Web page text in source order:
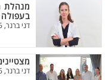
מנהלת
בעפולה
דני ברנר, 30.6.2026
דני ברנר, 9.6.2026